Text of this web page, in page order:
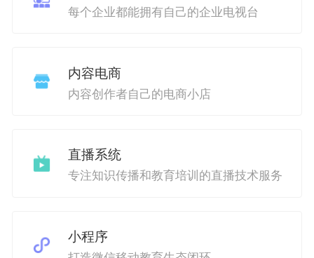
每个企业都能拥有自己的企业电视台
内容电商
内容创作者自己的电商小店
直播系统
专注知识传播和教育培训的直播技术服务
小程序